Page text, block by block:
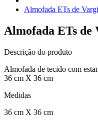
Almofada ETs de
Almofada ETs de
Descrição do produto
Almofada de tecido com
36 cm X 36 cm
Medidas
36 cm X 36 cm